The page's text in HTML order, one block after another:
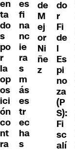
en
ta
do
s
po
r
la
op
os
ici
ón
co
nt
ra
es
fi
na
nc
ie
ra
s
m
ás
es
tr
ec
ha
s
de
M
ej
or
Ni
ñe
z
do
r
Fi
de
l
Es
pi
no
za
(P
S):
Fi
sc
alí